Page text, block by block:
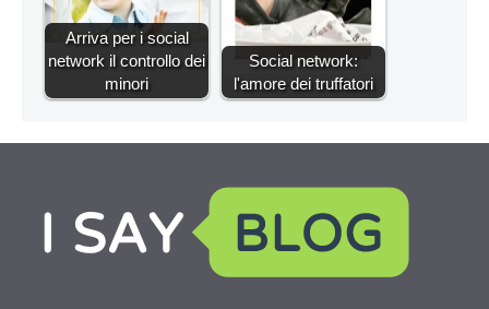
Arriva per i social
network il controllo dei
minori
Social network:
l'amore dei truffatori